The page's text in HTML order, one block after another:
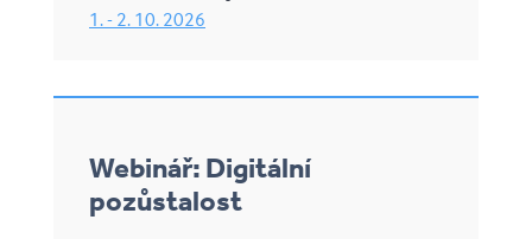
1. - 2. 10. 2026
Webinář: Digitální
pozůstalost